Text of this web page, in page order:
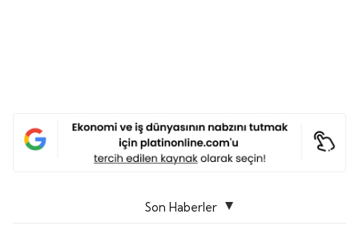
Son Haberler